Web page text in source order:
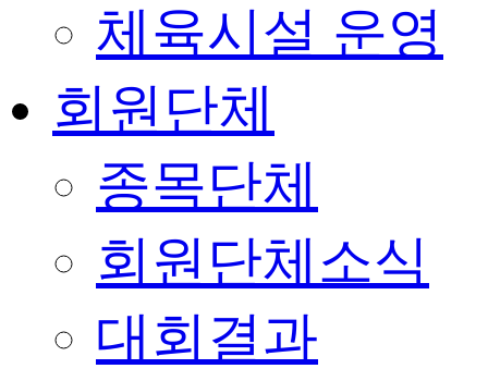
체육시설 운영
회원단체
종목단체
회원단체소식
대회결과